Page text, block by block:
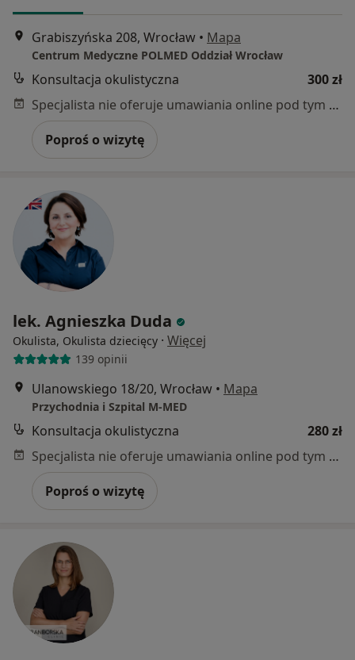
Grabiszyńska 208, Wrocław • Mapa
Centrum Medyczne POLMED Oddział Wrocław
Konsultacja okulistyczna
300 zł
Specjalista nie oferuje umawiania online pod tym adresem.
Poproś o wizytę
lek. Agnieszka Duda
Okulista, Okulista dziecięcy · Więcej
139 opinii
Ulanowskiego 18/20, Wrocław • Mapa
Przychodnia i Szpital M-MED
Konsultacja okulistyczna
280 zł
Specjalista nie oferuje umawiania online pod tym adresem.
Poproś o wizytę